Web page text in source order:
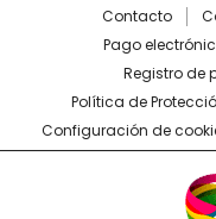
Contacto
Pago
Registro de
Política de
Configuración de